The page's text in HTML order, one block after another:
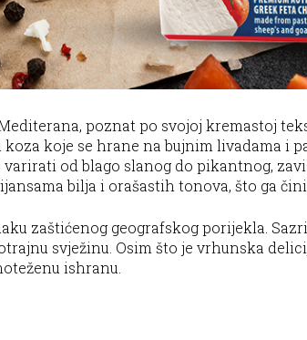
poznat po svojoj kremastoj
koje se hrane na bujnim livadama i
od blago slanog do pikantnog,
bilja i orašastih tonova, što ga
zaštićenog geografskog porijekla.
svježinu. Osim što je vrhunska
ishranu.